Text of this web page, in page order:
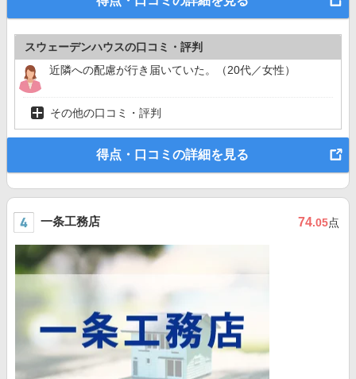
スウェーデンハウスの口コミ・評判
近隣への配慮が行き届いていた。（20代／女性）
その他の口コミ・評判
得点・口コミの詳細を見る
一条工務店 74.05点